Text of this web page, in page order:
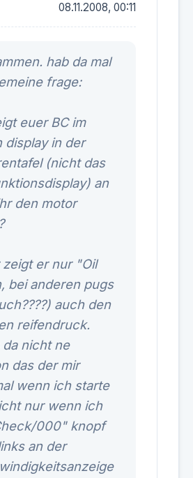
08.11.2008, 00:11
hab da mal
frage:
euer BC im
display in der
(nicht das
an
den motor
zeigt er nur "Oil
bei anderen pugs
auch den
reifendruck.
da nicht ne
das der mir
wenn ich starte
nur wenn ich
000" knopf
an der